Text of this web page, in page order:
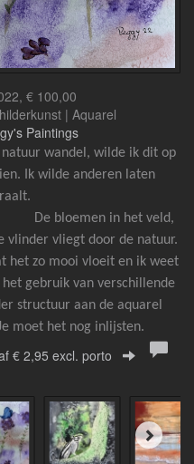
€ 100,00
| Aquarel
Paintings
wandel, wilde ik dit op
Ik wilde anderen laten
die het uitstraalt.
bloemen in het veld,
vlinder vliegt door de natuur.
het zo mooi vloeit en ik weet
het gebruik van verschillende
structuur aan de aquarel
moet het nog inlijsten.
€ 2,95 excl. porto